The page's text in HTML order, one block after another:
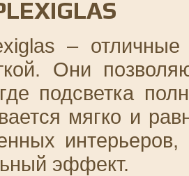
–
Они
подсветка
мягко и
эффект.